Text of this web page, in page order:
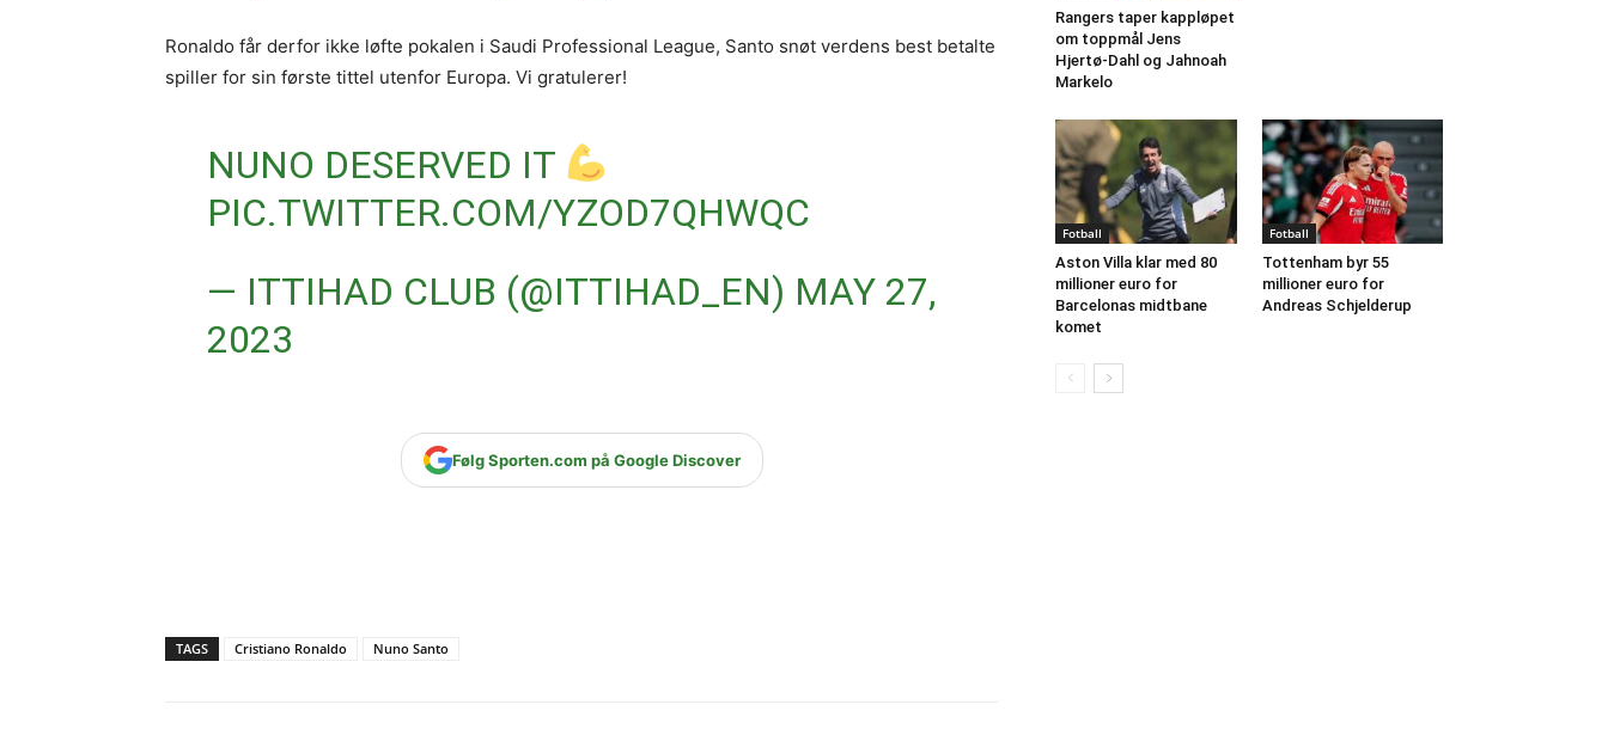
Ronaldo får derfor ikke løfte pokalen i Saudi Professional League, Santo snøt verdens best betalte
spiller for sin første tittel utenfor Europa. Vi gratulerer!
NUNO DESERVED IT
PIC.TWITTER.COM/YZOD7QHWQC
— ITTIHAD CLUB (@ITTIHAD_EN) MAY 27,
2023
Følg Sporten.com på Google Discover
TAGS Cristiano Ronaldo Nuno Santo
Rangers taper kappløpet
om toppmål Jens
Hjertø-Dahl og Jahnoah
Markelo
Fotball
Aston Villa klar med 80
millioner euro for
Barcelonas midtbane
komet
Fotball
Tottenham byr 55
millioner euro for
Andreas Schjelderup